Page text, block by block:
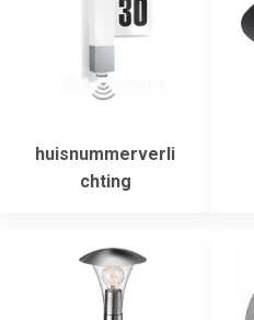
huisnummerverli
chting